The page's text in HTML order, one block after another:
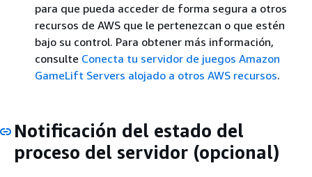
para que pueda acceder de forma segura a otros
recursos de AWS que le pertenezcan o que estén
bajo su control. Para obtener más información,
consulte Conecta tu servidor de juegos Amazon
GameLift Servers alojado a otros AWS recursos.
Notificación del estado del
proceso del servidor (opcional)